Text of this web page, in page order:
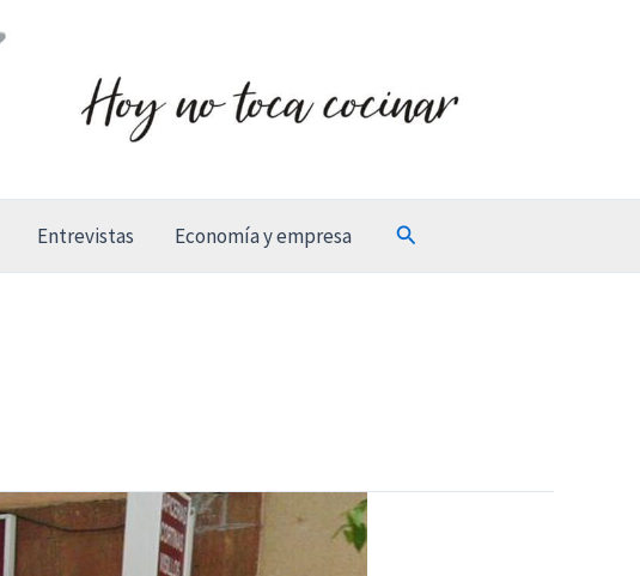
Entrevistas Economía y empresa Buscar